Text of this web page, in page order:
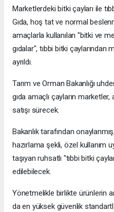
Marketlerdeki bitki çayları ile
Gıda, hoş tat ve normal
amaçlarla kullanılan "bitki ve
gıdalar", tıbbi bitki
ayrıldı.
Tarım ve Orman Bakanlığı
gıda amaçlı çayların
satışı sürecek.
Bakanlık tarafından
hazırlama şekli, özel kullanım
taşıyan ruhsatlı "tıbbi bitki
edilebilecek.
Yönetmelikle birlikte ürünlerin
da en yüksek güvenlik